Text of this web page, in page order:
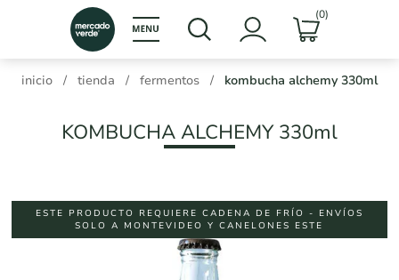
(0)
inicio / tienda / fermentos / kombucha alchemy 330ml
KOMBUCHA ALCHEMY 330ml
ESTE PRODUCTO REQUIERE CADENA DE FRÍO - ENVÍOS
SOLO A MONTEVIDEO Y CANELONES ESTE